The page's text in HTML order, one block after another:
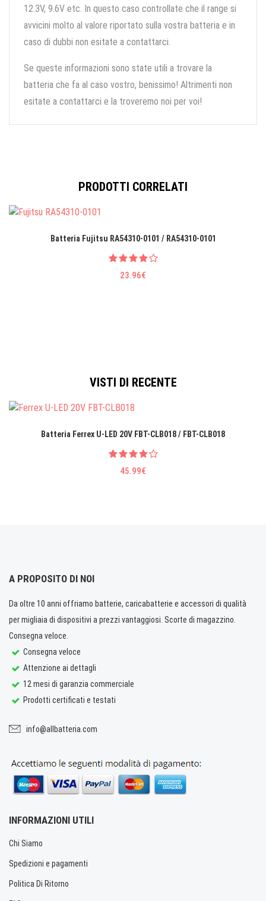
12.3V, 9.6V etc. In questo caso controllate che il range si
avvicini molto al valore riportato sulla vostra batteria e in
caso di dubbi non esitate a contattarci.
Se queste informazioni sono state utili a trovare la
batteria che fa al caso vostro, benissimo! Altrimenti non
esitate a contattarci e la troveremo noi per voi!
PRODOTTI CORRELATI
Batteria Fujitsu RA54310-0101 / RA54310-0101
23.96€
VISTI DI RECENTE
Batteria Ferrex U-LED 20V FBT-CLB018 / FBT-CLB018
45.99€
A PROPOSITO DI NOI
Da oltre 10 anni offriamo batterie, caricabatterie e accessori di qualità
per migliaia di dispositivi a prezzi vantaggiosi. Scorte di magazzino.
Consegna veloce.
Consegna veloce
Attenzione ai dettagli
12 mesi di garanzia commerciale
Prodotti certificati e testati
info@allbatteria.com
INFORMAZIONI UTILI
Chi Siamo
Spedizioni e pagamenti
Politica Di Ritorno